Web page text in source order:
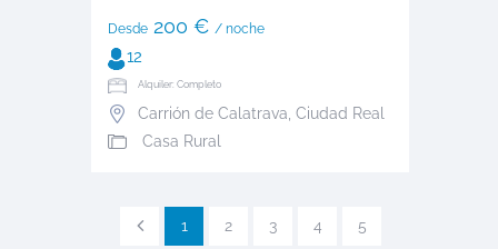
Desde200 € / noche
12
Alquiler: Completo
Carrión de Calatrava Ciudad Real
Casa Rural
1 2 3 4 5